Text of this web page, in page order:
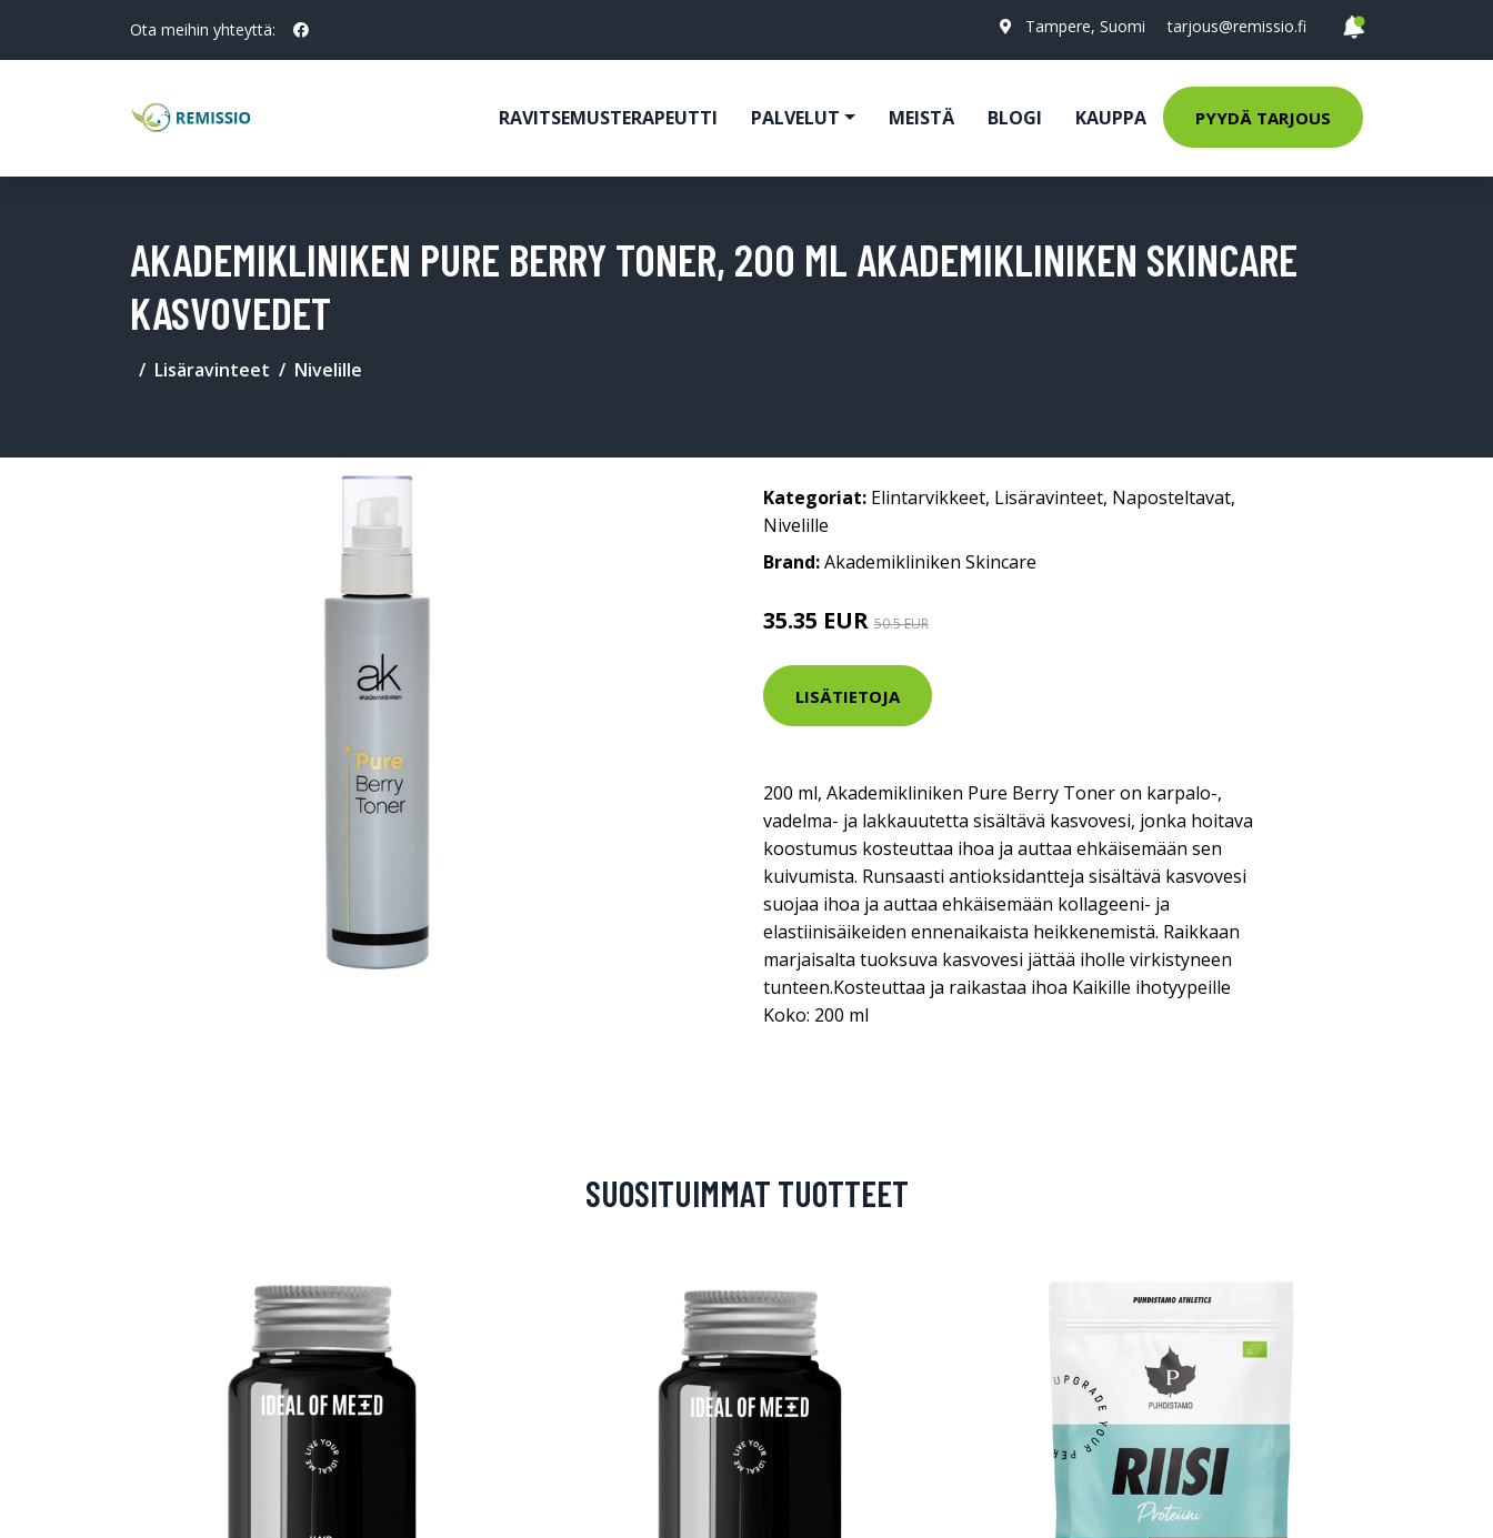
Ota meihin yhteyttä: Tampere, Suomi tarjous@remissio.fi
RAVITSEMUSTERAPEUTTI PALVELUT MEISTÄ BLOGI KAUPPA PYYDÄ TARJOUS
AKADEMIKLINIKEN PURE BERRY TONER, 200 ML AKADEMIKLINIKEN SKINCARE
KASVOVEDET
Lisäravinteet Nivelille
Kategoriat: Elintarvikkeet, Lisäravinteet, Naposteltavat,
Nivelille
Brand:Akademikliniken Skincare
35.35 EUR 50.5 EUR
LISÄTIETOJA
200 ml, Akademikliniken Pure Berry Toner on karpalo-,
vadelma- ja lakkauutetta sisältävä kasvovesi, jonka hoitava
koostumus kosteuttaa ihoa ja auttaa ehkäisemään sen
kuivumista. Runsaasti antioksidantteja sisältävä kasvovesi
suojaa ihoa ja auttaa ehkäisemään kollageeni- ja
elastiinisäikeiden ennenaikaista heikkenemistä. Raikkaan
marjaisalta tuoksuva kasvovesi jättää iholle virkistyneen
tunteen.Kosteuttaa ja raikastaa ihoa Kaikille ihotyypeille
Koko: 200 ml
SUOSITUIMMAT TUOTTEET